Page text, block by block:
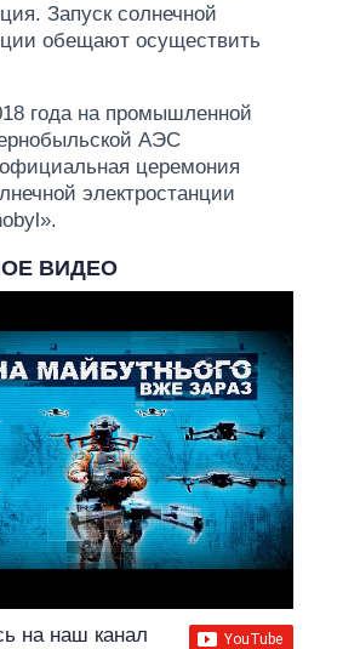
Запуск солнечной
обещают осуществить
года на промышленной
АЭС
церемония
электростанции
ВИДЕО
на наш канал